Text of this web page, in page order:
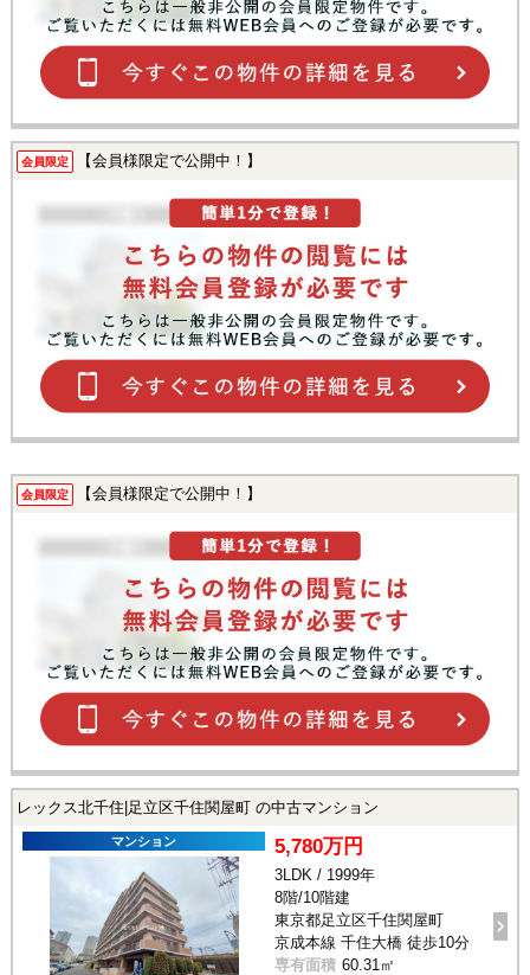
会員限定 【会員様限定で公開中！】
会員限定 【会員様限定で公開中！】
レックス北千住|足立区千住関屋町 の中古マンション
マンション 5,780万円
3LDK / 1999年
8階/10階建
東京都足立区千住関屋町
京成本線 千住大橋 徒歩10分
専有面積 60.31㎡